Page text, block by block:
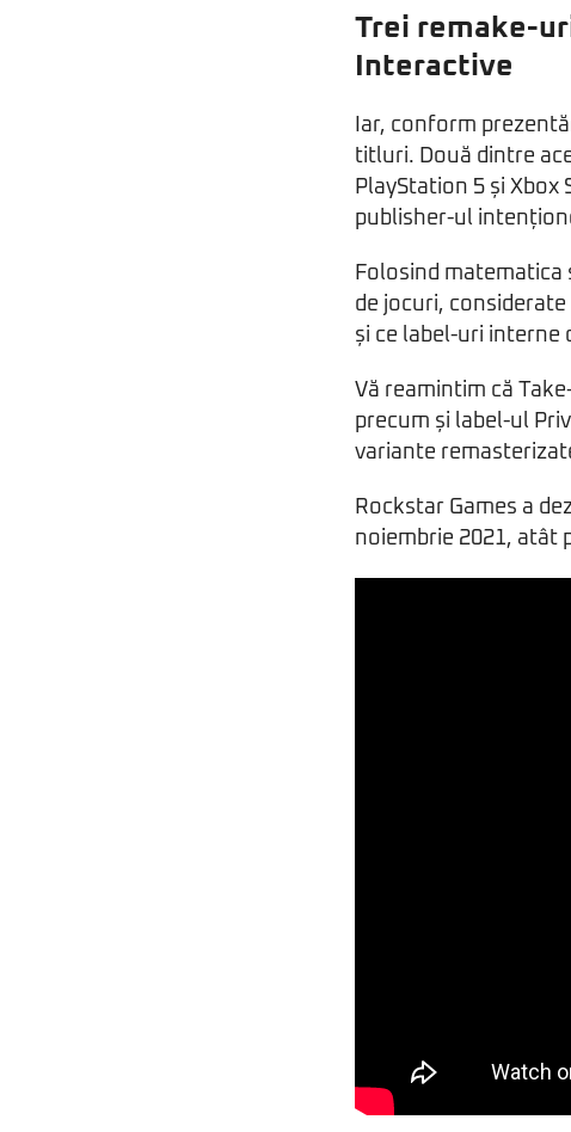
Trei remake-
Interactive
Iar, conform
titluri. Două dintre
PlayStation 5 și Xbox
publisher-ul
Folosind matematica
de jocuri,
și ce label-uri interne
Vă reamintim că
precum și label-ul
variante
Rockstar Games a
noiembrie 2021, atât